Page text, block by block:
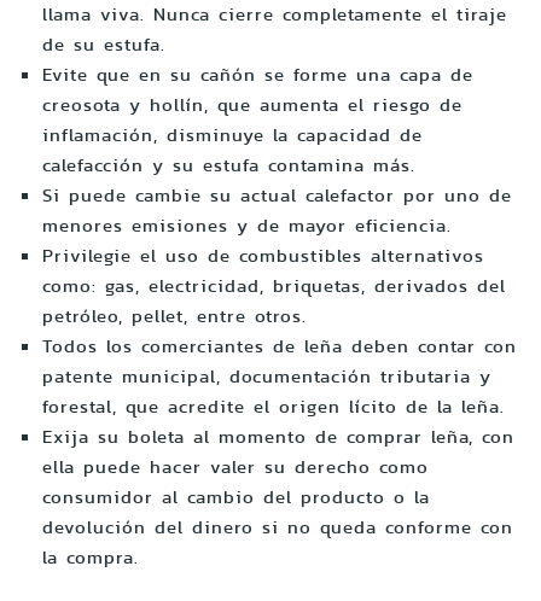
llama viva. Nunca cierre completamente el tiraje
de su estufa.
Evite que en su cañón se forme una capa de
creosota y hollín, que aumenta el riesgo de
inflamación, disminuye la capacidad de
calefacción y su estufa contamina más.
Si puede cambie su actual calefactor por uno de
menores emisiones y de mayor eficiencia.
Privilegie el uso de combustibles alternativos
como: gas, electricidad, briquetas, derivados del
petróleo, pellet, entre otros.
Todos los comerciantes de leña deben contar con
patente municipal, documentación tributaria y
forestal, que acredite el origen lícito de la leña.
Exija su boleta al momento de comprar leña, con
ella puede hacer valer su derecho como
consumidor al cambio del producto o la
devolución del dinero si no queda conforme con
la compra.